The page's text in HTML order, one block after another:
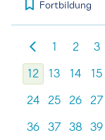
Fortbildung
1 2 3
12 13 14 15
24 25 26 27
36 37 38 39